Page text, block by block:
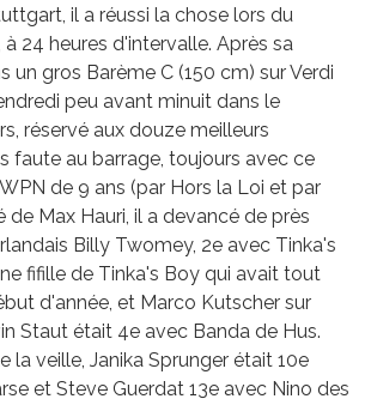
il a réussi la chose lors du
24 heures d'intervalle. Après sa
un gros Barème C (150 cm) sur Verdi
peu avant minuit dans le
réservé aux douze meilleurs
faute au barrage, toujours avec ce
de 9 ans (par Hors la Loi et par
de Max Hauri, il a devancé de près
Billy Twomey, 2e avec Tinka's
fifille de Tinka's Boy qui avait tout
d'année, et Marco Kutscher sur
Staut était 4e avec Banda de Hus.
la veille, Janika Sprunger était 10e
et Steve Guerdat 13e avec Nino des